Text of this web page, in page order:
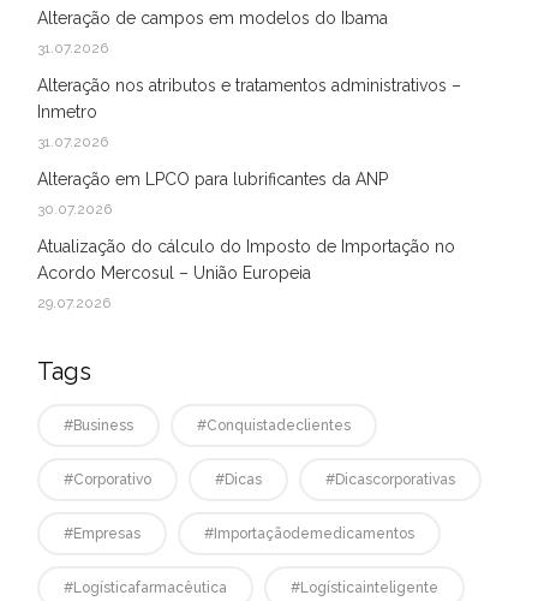
Alteração de campos em modelos do Ibama
31.07.2026
Alteração nos atributos e tratamentos administrativos –
Inmetro
31.07.2026
Alteração em LPCO para lubrificantes da ANP
30.07.2026
Atualização do cálculo do Imposto de Importação no
Acordo Mercosul – União Europeia
29.07.2026
Tags
#business #conquistadeclientes
#corporativo #dicas #dicascorporativas
#empresas #Importaçãodemedicamentos
#logísticafarmacêutica #logísticainteligente